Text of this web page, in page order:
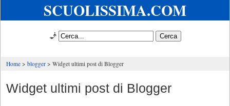
SCUOLISSIMA.COM
🧞
Home blogger Widget ultimi post di Blogger
Widget ultimi post di Blogger